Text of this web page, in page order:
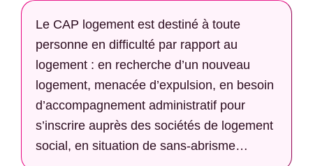
Le CAP logement est destiné à toute
personne en difficulté par rapport au
logement : en recherche d’un nouveau
logement, menacée d’expulsion, en besoin
d’accompagnement administratif pour
s’inscrire auprès des sociétés de logement
social, en situation de sans-abrisme…